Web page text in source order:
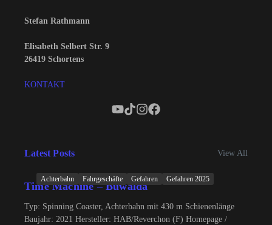
Stefan Rathmann
Elisabeth Selbert Str. 9
26419 Schortens
KONTAKT
Latest Posts View All
Achterbahn Fahrgeschäfte Gefahren Gefahren 2025
Time Machine – Buwalda
Typ: Spinning Coaster, Achterbahn mit 430 m Schienenlänge
Baujahr: 2021 Hersteller: HAB/Reverchon (F) Homepage /